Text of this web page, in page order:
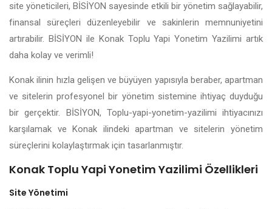
site yöneticileri, BİSİYON sayesinde etkili bir yönetim sağlayabilir,
finansal süreçleri düzenleyebilir ve sakinlerin memnuniyetini
artırabilir. BİSİYON ile Konak Toplu Yapi Yonetim Yazilimi artık
daha kolay ve verimli!
Konak ilinin hızla gelişen ve büyüyen yapısıyla beraber, apartman
ve sitelerin profesyonel bir yönetim sistemine ihtiyaç duyduğu
bir gerçektir. BİSİYON, Toplu-yapi-yonetim-yazilimi ihtiyacınızı
karşılamak ve Konak ilindeki apartman ve sitelerin yönetim
süreçlerini kolaylaştırmak için tasarlanmıştır.
Konak Toplu Yapi Yonetim Yazilimi Özellikleri
Site Yönetimi